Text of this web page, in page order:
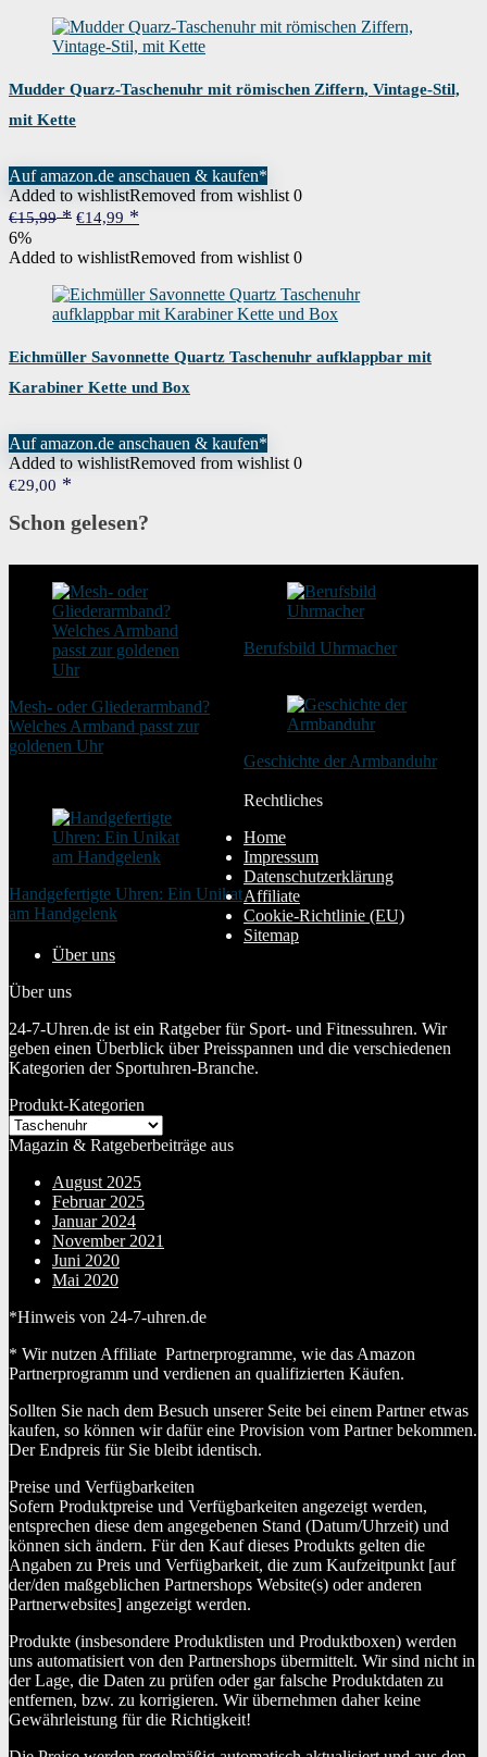
Mudder Quarz-Taschenuhr mit römischen Ziffern, Vintage-Stil,
mit Kette
Auf amazon.de anschauen & kaufen*
Added to wishlistRemoved from wishlist 0
€15,99
Ursprünglicher
war:
€15,99
€14,99
ist:
€14,99.
6%
Added to wishlistRemoved from wishlist 0
Eichmüller Savonnette Quartz Taschenuhr aufklappbar mit
Karabiner Kette und Box
Auf amazon.de anschauen & kaufen*
Added to wishlistRemoved from wishlist 0
€29,00
Schon gelesen?
Mesh- oder Gliederarmband?
Welches Armband passt zur
goldenen Uhr
Berufsbild Uhrmacher
Geschichte der Armbanduhr
Handgefertigte Uhren: Ein Unikat
am Handgelenk
Rechtliches
Home
Impressum
Datenschutzerklärung
Affiliate
Cookie-Richtlinie (EU)
Sitemap
Über uns
Über uns
24-7-Uhren.de ist ein Ratgeber für Sport- und Fitnessuhren. Wir
geben einen Überblick über Preisspannen und die verschiedenen
Kategorien der Sportuhren-Branche.
Produkt-Kategorien
Magazin & Ratgeberbeiträge aus
August 2025
Februar 2025
Januar 2024
November 2021
Juni 2020
Mai 2020
*Hinweis von 24-7-uhren.de
* Wir nutzen Affiliate Partnerprogramme, wie das Amazon
Partnerprogramm und verdienen an qualifizierten Käufen.
Sollten Sie nach dem Besuch unserer Seite bei einem Partner etwas
kaufen, so können wir dafür eine Provision vom Partner bekommen.
Der Endpreis für Sie bleibt identisch.
Preise und Verfügbarkeiten
Sofern Produktpreise und Verfügbarkeiten angezeigt werden,
entsprechen diese dem angegebenen Stand (Datum/Uhrzeit) und
können sich ändern. Für den Kauf dieses Produkts gelten die
Angaben zu Preis und Verfügbarkeit, die zum Kaufzeitpunkt [auf
der/den maßgeblichen Partnershops Website(s) oder anderen
Partnerwebsites] angezeigt werden.
Produkte (insbesondere Produktlisten und Produktboxen) werden
uns automatisiert von den Partnershops übermittelt. Wir sind nicht in
der Lage, die Daten zu prüfen oder gar falsche Produktdaten zu
entfernen, bzw. zu korrigieren. Wir übernehmen daher keine
Gewährleistung für die Richtigkeit!